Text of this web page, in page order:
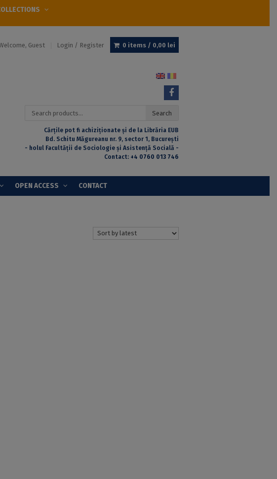
Guest Login / Register 0 items / 0,00 lei
Search
Search
Cărțile pot fi achiziționate și de la Librăria EUB
Bd. Schitu Măgureanu nr. 9, sector 1, București
- holul Facultății de Sociologie și Asistență Socială -
Contact: +4 0760 013 746
OPEN ACCESS CONTACT